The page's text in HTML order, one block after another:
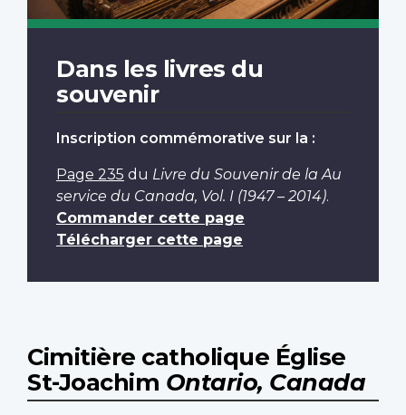
Dans les livres du
souvenir
Inscription commémorative sur la :
Page 235 du Livre du Souvenir de la Au
service du Canada, Vol. I (1947 – 2014).
Commander cette page
Télécharger cette page
Cimitière catholique Église
St-Joachim Ontario, Canada